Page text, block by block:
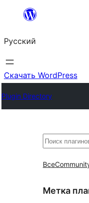
Перейти
содержимому
Русский
Скачать WordPress
Plugin Directory
Поиск
Все
Метка